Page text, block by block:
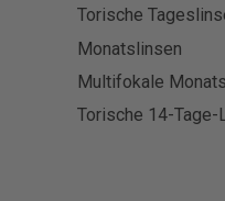
Torische
Monatslinsen
Multifokale
Torische 14-Tage-